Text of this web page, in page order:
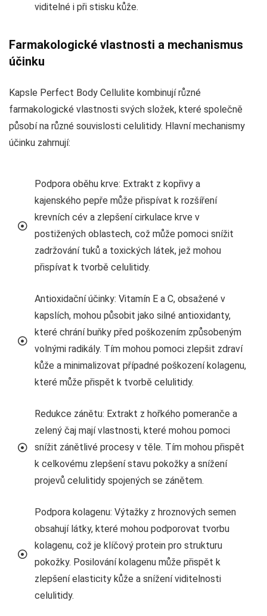
viditelné i při stisku kůže.
Farmakologické vlastnosti a mechanismus
účinku
Kapsle Perfect Body Cellulite kombinují různé
farmakologické vlastnosti svých složek, které společně
působí na různé souvislosti celulitidy. Hlavní mechanismy
účinku zahrnují:
Podpora oběhu krve: Extrakt z kopřivy a
kajenského pepře může přispívat k rozšíření
krevních cév a zlepšení cirkulace krve v
postižených oblastech, což může pomoci snížit
zadržování tuků a toxických látek, jež mohou
přispívat k tvorbě celulitidy.
Antioxidační účinky: Vitamín E a C, obsažené v
kapslích, mohou působit jako silné antioxidanty,
které chrání buňky před poškozením způsobeným
volnými radikály. Tím mohou pomoci zlepšit zdraví
kůže a minimalizovat případné poškození kolagenu,
které může přispět k tvorbě celulitidy.
Redukce zánětu: Extrakt z hořkého pomeranče a
zelený čaj mají vlastnosti, které mohou pomoci
snížit zánětlivé procesy v těle. Tím mohou přispět
k celkovému zlepšení stavu pokožky a snížení
projevů celulitidy spojených se zánětem.
Podpora kolagenu: Výtažky z hroznových semen
obsahují látky, které mohou podporovat tvorbu
kolagenu, což je klíčový protein pro strukturu
pokožky. Posilování kolagenu může přispět k
zlepšení elasticity kůže a snížení viditelnosti
celulitidy.